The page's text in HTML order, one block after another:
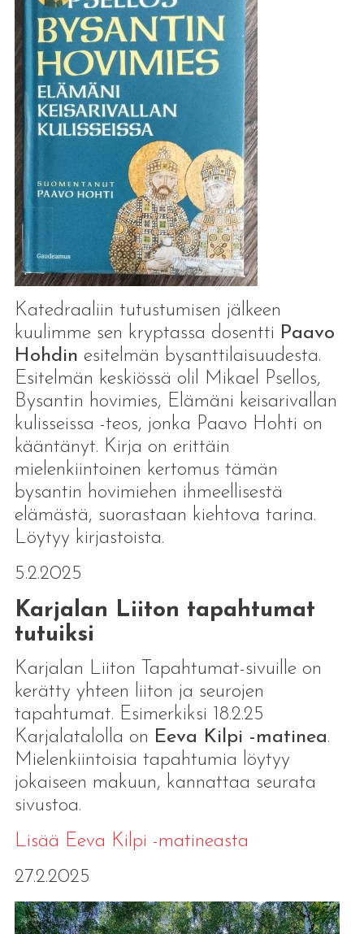
Katedraaliin tutustumisen jälkeen
kuulimme sen kryptassa dosentti Paavo
Hohdin esitelmän bysanttilaisuudesta.
Esitelmän keskiössä olil Mikael Psellos,
Bysantin hovimies, Elämäni keisarivallan
kulisseissa -teos, jonka Paavo Hohti on
kääntänyt. Kirja on erittäin
mielenkiintoinen kertomus tämän
bysantin hovimiehen ihmeellisestä
elämästä, suorastaan kiehtova tarina.
Löytyy kirjastoista.
5.2.2025
Karjalan Liiton tapahtumat
tutuiksi
Karjalan Liiton Tapahtumat-sivuille on
kerätty yhteen liiton ja seurojen
tapahtumat. Esimerkiksi 18.2.25
Karjalatalolla on Eeva Kilpi -matinea.
Mielenkiintoisia tapahtumia löytyy
jokaiseen makuun, kannattaa seurata
sivustoa.
Lisää Eeva Kilpi -matineasta
27.2.2025